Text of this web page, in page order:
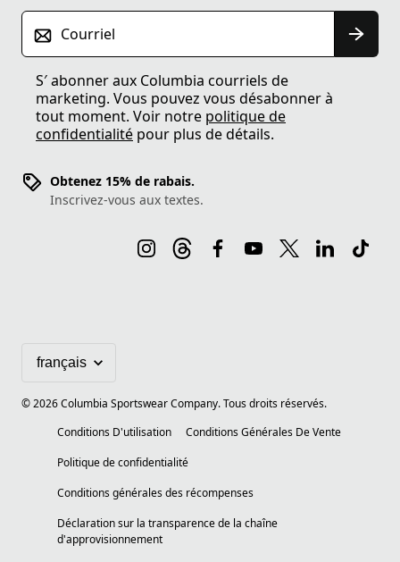
Courriel
S′ abonner aux Columbia courriels de
marketing. Vous pouvez vous désabonner à
tout moment. Voir notre politique de
confidentialité pour plus de détails.
Obtenez 15% de rabais.
Inscrivez-vous aux textes.
©2026Columbia Sportswear Company. Tous droits réservés.
Conditions D'utilisation
Conditions Générales De Vente
Politique de confidentialité
Conditions générales des récompenses
Déclaration sur la transparence de la chaîne
d'approvisionnement